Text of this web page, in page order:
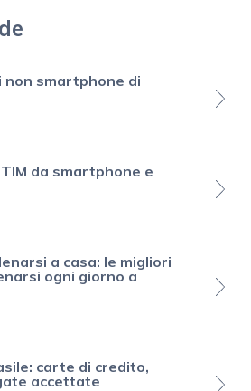
non smartphone di
da smartphone e
a casa: le migliori
ogni giorno a
carte di credito,
accettate